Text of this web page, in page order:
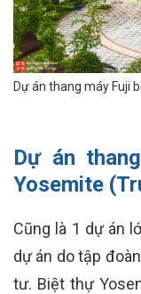
Dự án thang máy Fuji
Dự án
Yosemite
Cũng là 1 dự án
dự án do tập
tư. Biệt thự